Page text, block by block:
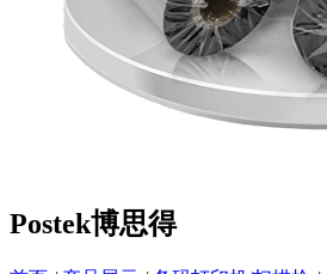
Postek博思得